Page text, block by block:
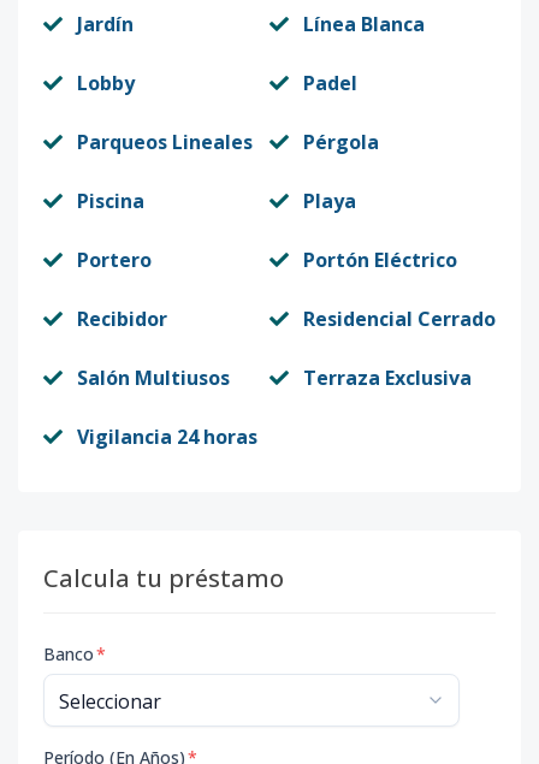
Jardín Línea Blanca
Lobby Padel
Parqueos Lineales Pérgola
Piscina Playa
Portero Portón Eléctrico
Recibidor Residencial Cerrado
Salón Multiusos Terraza Exclusiva
Vigilancia 24 horas
Calcula tu préstamo
Banco*
Período (En Años)*